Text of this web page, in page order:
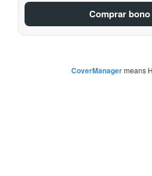
Comprar
CoverManagermeans